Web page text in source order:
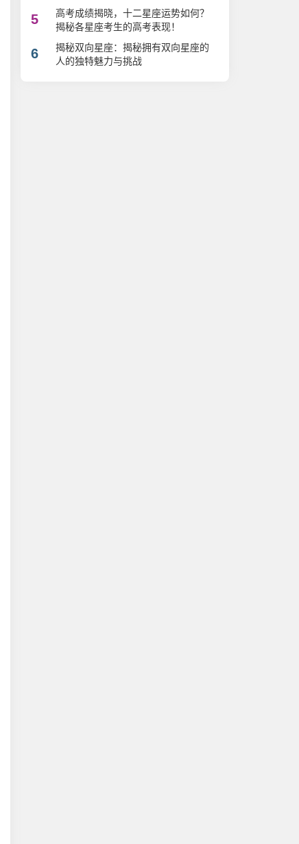
5
高考成绩揭晓，十二星座运势如何？
揭秘各星座考生的高考表现！
6
揭秘双向星座：揭秘拥有双向星座的
人的独特魅力与挑战